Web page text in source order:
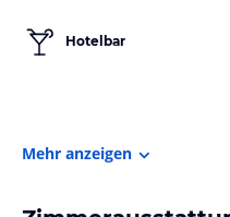
Hotelbar
Mehr anzeigen